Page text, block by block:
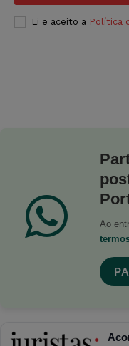
Li e aceito a Política
Ao